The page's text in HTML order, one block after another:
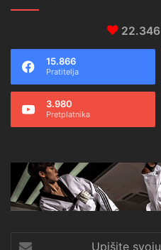
22.346
15.866
Pratitelja
3.980
Pretplatnika